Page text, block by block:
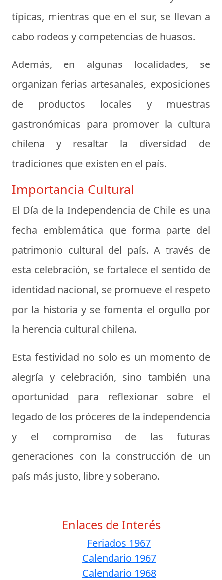
típicas, mientras que en el sur, se llevan a
cabo rodeos y competencias de huasos.
Además, en algunas localidades, se
organizan ferias artesanales, exposiciones
de productos locales y muestras
gastronómicas para promover la cultura
chilena y resaltar la diversidad de
tradiciones que existen en el país.
Importancia Cultural
El Día de la Independencia de Chile es una
fecha emblemática que forma parte del
patrimonio cultural del país. A través de
esta celebración, se fortalece el sentido de
identidad nacional, se promueve el respeto
por la historia y se fomenta el orgullo por
la herencia cultural chilena.
Esta festividad no solo es un momento de
alegría y celebración, sino también una
oportunidad para reflexionar sobre el
legado de los próceres de la independencia
y el compromiso de las futuras
generaciones con la construcción de un
país más justo, libre y soberano.
Enlaces de Interés
Feriados 1967
Calendario 1967
Calendario 1968